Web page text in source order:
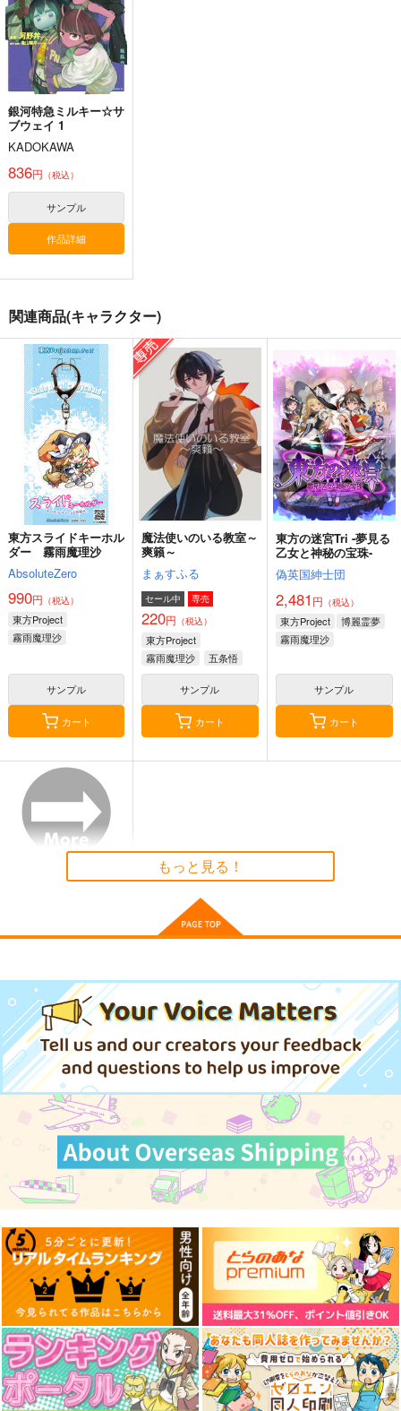
円（税込）
サンプル
作品詳細
Prev Decade
glitch@SoundStudio
1,650 円（税込）
サンプル
作品詳細
イズナ流忍法!氷菓の
術!ですっ
colis Records
1,500円（税込）
久田イズナ
サンプル
作品詳細
す！お祭りですっ！
colis Records
1,500円（税込）
久田イズナ
サンプル
作品詳細
Next Decade
glitch@SoundStudio
CYQLE
INTX Rec.
Hi-Tech Veats 05
INTX Rec.
Hi-Tech Veats 04
INTX Rec.
1,415 円（税込）
サンプル
作品詳細
Earthback - Hommar
ju
Hommarju
サンプル
作品詳細
J-NERATION 9
J-NERATION
1,650
サンプル
作品詳細
銀河特急ミルキー☆サ
ブウェイ 1
KADOKAWA
836円 （税込）
サンプル
作品詳細
関連商品(キャラクター)
東方スライドキーホル
ダー 霧雨魔理沙
AbsoluteZero
990円 （税込）
東方Project
霧雨魔理沙
サンプル
カート
魔法使いのいる教室～
爽籟～
まぁすふる
セール中 専売
220円 （税込）
東方Project
霧雨魔理沙
五条悟
射命丸文
サンプル
カート
東方の迷宮Tri -夢見る
乙女と神秘の宝珠-
偽英国紳士団
2,481 円 （税込）
東方Project
博麗霊夢
霧雨魔理沙
サンプル
カート
もっと見る！